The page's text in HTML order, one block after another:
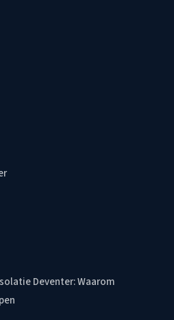
Deventer: Waarom